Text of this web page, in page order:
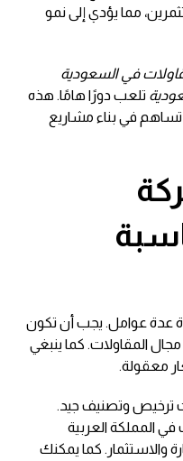
مما يؤدي إلى نمو
في السعودية
تلعب دورًا هامًا. هذه
تساهم في بناء مشاريع
عدة عوامل. يجب أن تكون
المقاولات. كما ينبغي
معقولة.
ترخيص وتصنيف جيد.
المملكة العربية
والاستثمار. كما يمكنك